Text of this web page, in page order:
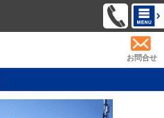
お問合せ